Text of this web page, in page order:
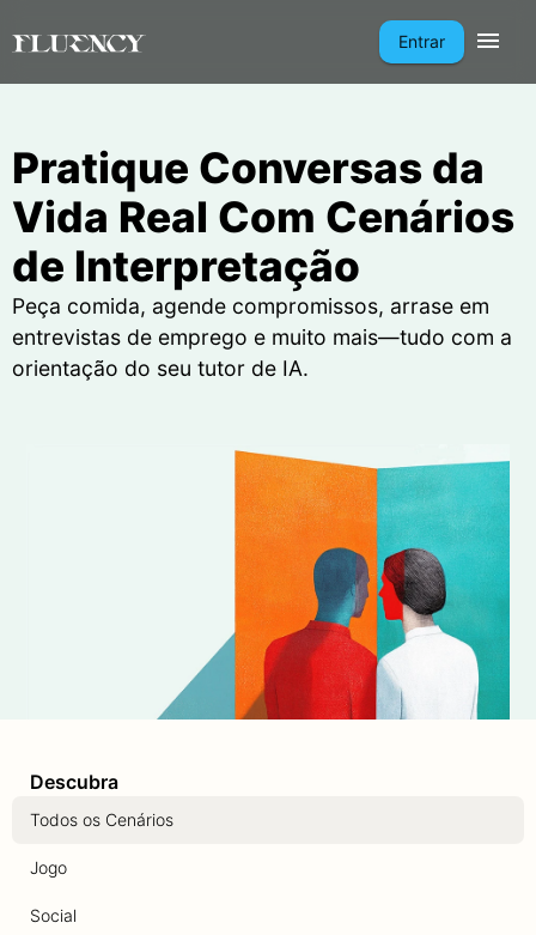
Entrar
Pratique Conversas da
Vida Real Com Cenários
de Interpretação
Peça comida, agende compromissos, arrase em
entrevistas de emprego e muito mais—tudo com a
orientação do seu tutor de IA.
Descubra
Todos os Cenários
Jogo
Social